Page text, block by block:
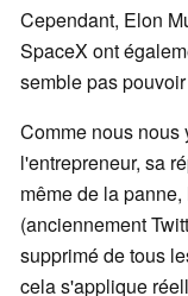
Cependant, Elon
SpaceX ont
semble pas
Comme nous nous
l'entrepreneur, sa
même de la
(anciennement
supprimé de tous
cela s'applique